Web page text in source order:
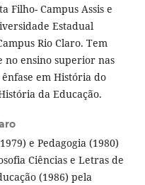
Filho- Campus Assis e
Estadual
Rio Claro. Tem
no ensino superior nas
em História do
da Educação.
e Pedagogia (1980)
Ciências e Letras de
(1986) pela